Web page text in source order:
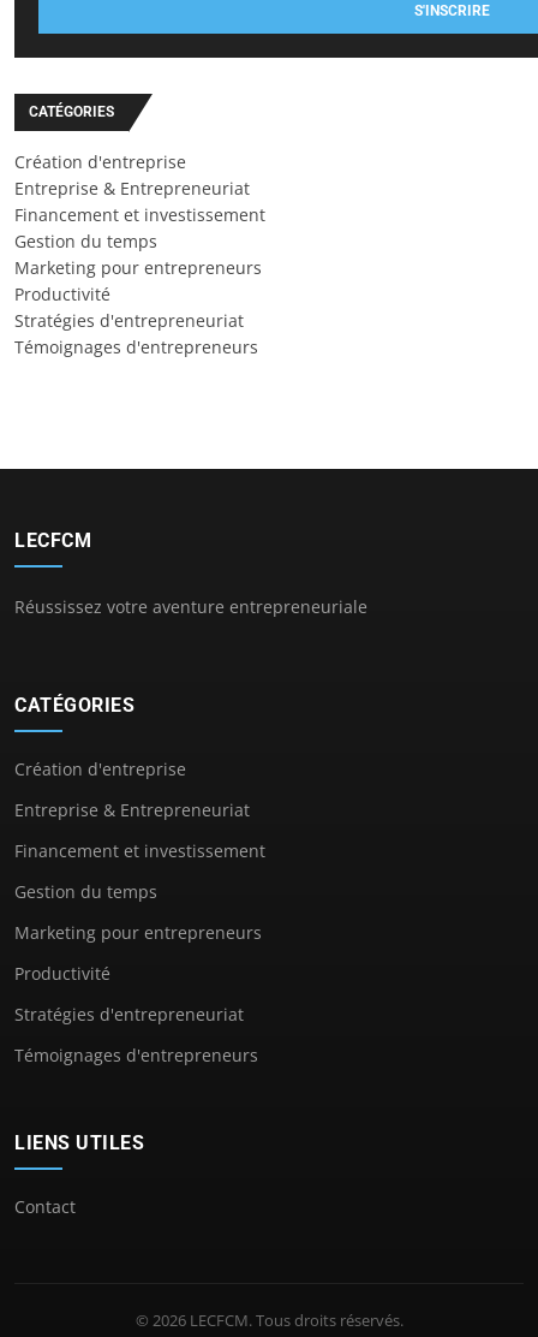
S'INSCRIRE
CATÉGORIES
Création d'entreprise
Entreprise & Entrepreneuriat
Financement et investissement
Gestion du temps
Marketing pour entrepreneurs
Productivité
Stratégies d'entrepreneuriat
Témoignages d'entrepreneurs
LECFCM
Réussissez votre aventure entrepreneuriale
CATÉGORIES
Création d'entreprise
Entreprise & Entrepreneuriat
Financement et investissement
Gestion du temps
Marketing pour entrepreneurs
Productivité
Stratégies d'entrepreneuriat
Témoignages d'entrepreneurs
LIENS UTILES
Contact
© 2026 LECFCM. Tous droits réservés.